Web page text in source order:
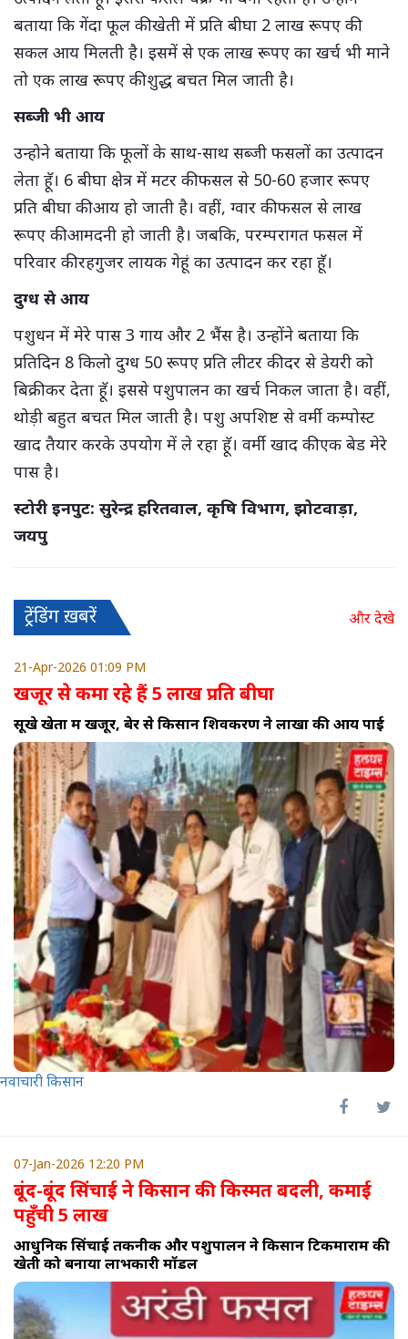
बताया कि गेंदा फूल की खेती में प्रति बीघा 2 लाख रूपए की
सकल आय मिलती है। इसमें से एक लाख रूपए का खर्च भी माने
तो एक लाख रूपए की शुद्ध बचत मिल जाती है।
सब्जी भी आय
उन्होने बताया कि फूलों के साथ-साथ सब्जी फसलों का उत्पादन
लेता हॅू। 6 बीघा क्षेत्र में मटर की फसल से 50-60 हजार रूपए
प्रति बीघा की आय हो जाती है। वहीं, ग्वार की फसल से लाख
रूपए की आमदनी हो जाती है। जबकि, परम्परागत फसल में
परिवार की रहगुजर लायक गेहूं का उत्पादन कर रहा हूॅ।
दुग्ध से आय
पशुधन में मेरे पास 3 गाय और 2 भैंस है। उन्होंने बताया कि
प्रतिदिन 8 किलो दुग्ध 50 रूपए प्रति लीटर की दर से डेयरी को
बिक्री कर देता हॅू। इससे पशुपालन का खर्च निकल जाता है। वहीं,
थोड़ी बहुत बचत मिल जाती है। पशु अपशिष्ट से वर्मी कम्पोस्ट
खाद तैयार करके उपयोग में ले रहा हॅू। वर्मी खाद की एक बेड मेरे
पास है।
स्टोरी इनपुट: सुरेन्द्र हरितवाल, कृषि विभाग, झोटवाड़ा,
जयपु
ट्रेंडिंग ख़बरें और देखे
21-Apr-2026 01:09 PM
खजूर से कमा रहे हैं 5 लाख प्रति बीघा
सूखे खेतों में खजूर, बेर से किसान शिवकरण ने लाखों की आय पाई
नवाचारी किसान
07-Jan-2026 12:20 PM
बूंद-बूंद सिंचाई ने किसान की किस्मत बदली, कमाई
पहुँची 5 लाख
आधुनिक सिंचाई तकनीक और पशुपालन ने किसान टिकमाराम की
खेती को बनाया लाभकारी मॉडल